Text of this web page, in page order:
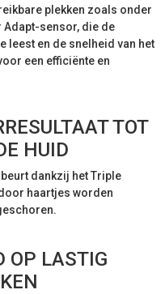
plekken zoals onder
Adapt-sensor, die de
leest en de snelheid van het
een efficiënte en
TOT
HUID
dankzij het Triple
haartjes worden
OP LASTIG